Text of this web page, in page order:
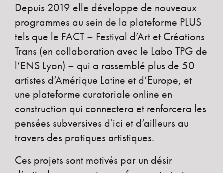
Depuis 2019 elle développe de nouveaux
programmes au sein de la plateforme PLUS
tels que le FACT – Festival d’Art et Créations
Trans (en collaboration avec le Labo TPG de
l’ENS Lyon) – qui a rassemblé plus de 50
artistes d’Amérique Latine et d’Europe, et
une plateforme curatoriale online en
construction qui connectera et renforcera les
pensées subversives d’ici et d’ailleurs au
travers des pratiques artistiques.
Ces projets sont motivés par un désir